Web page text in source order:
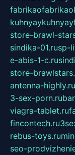
store-brawl-
sindika-01.rusp-
e-abis-1-c.ru
store-
antenna-highly.ru
3-sex-porn.ru
viagra-tablet.ru
fincontech.ru
rebus-toys.ru
seo-